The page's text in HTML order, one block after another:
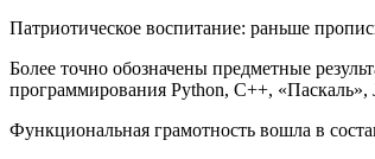
Патриотическое воспитание: раньше
Более точно обозначены предметные
программирования Python, C++, «Паскаль»,
Функциональная грамотность вошла в